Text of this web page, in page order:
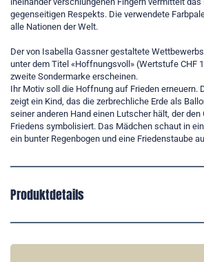
gegenseitigen Respekts. Die verwendete
alle Nationen der Welt.
Der von Isabella Gassner gestaltete
unter dem Titel «Hoffnungsvoll» (Wertstufe CHF
zweite Sondermarke erscheinen.
Ihr Motiv soll die Hoffnung auf Frieden erneuern.
zeigt ein Kind, das die zerbrechliche Erde als
seiner anderen Hand einen Lutscher hält, der
Friedens symbolisiert. Das Mädchen schaut in
ein bunter Regenbogen und eine Friedenstaube
Produktdetails